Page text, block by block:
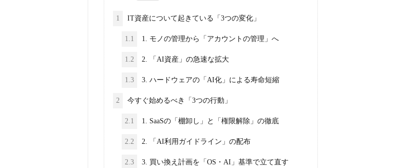
1 IT資産について起きている「3つの変化」
1.1 1. モノの管理から「アカウントの管理」へ
1.2 2. 「AI資産」の急速な拡大
1.3 3. ハードウェアの「AI化」による寿命短縮
2 今すぐ始めるべき「3つの行動」
2.1 1. SaaSの「棚卸し」と「権限解除」の徹底
2.2 2. 「AI利用ガイドライン」の配布
2.3 3. 買い換え計画を「OS・AI」基準で立て直す